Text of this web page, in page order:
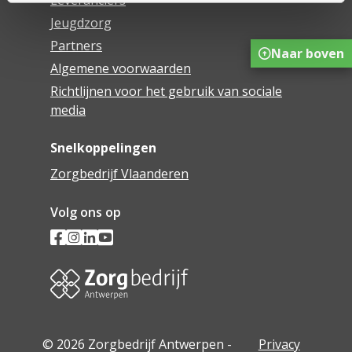
Jeugdzorg
Partners
Algemene voorwaarden
Richtlijnen voor het gebruik van sociale
media
Snelkoppelingen
Zorgbedrijf Vlaanderen
Volg ons op
© 2026 Zorgbedrijf Antwerpen - Privacy
Naar boven